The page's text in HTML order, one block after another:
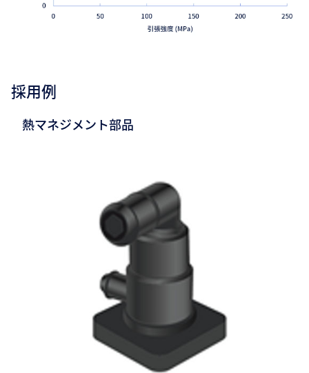
採用例
熱マネジメント部品